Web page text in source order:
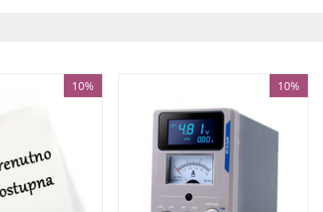
10% 10%